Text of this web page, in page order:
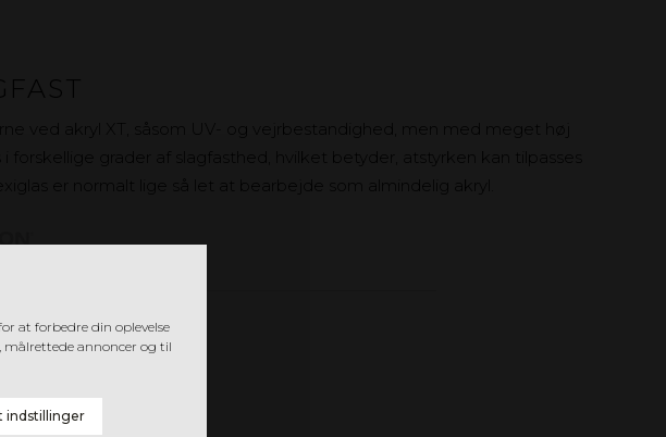
at forbedre din oplevelse
målrettede annoncer og til
indstillinger
ved akryl XT, såsom UV- og vejrbestandighed, men med meget høj
i forskellige grader af slagfasthed, hvilket betyder, atstyrken kan tilpasses
er normalt lige så let at bearbejde som almindelig akryl.